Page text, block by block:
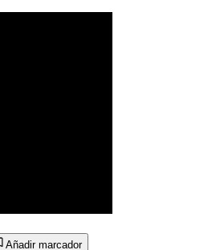
Añadir marcador